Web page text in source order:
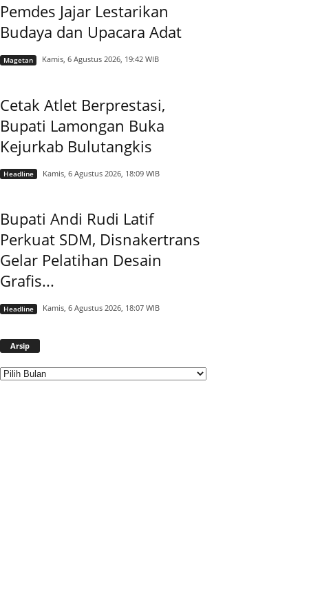
Pemdes Jajar Lestarikan
Budaya dan Upacara Adat
Magetan Kamis, 6 Agustus 2026, 19:42 WIB
Cetak Atlet Berprestasi,
Bupati Lamongan Buka
Kejurkab Bulutangkis
Headline Kamis, 6 Agustus 2026, 18:09 WIB
Bupati Andi Rudi Latif
Perkuat SDM, Disnakertrans
Gelar Pelatihan Desain
Grafis...
Headline Kamis, 6 Agustus 2026, 18:07 WIB
Arsip